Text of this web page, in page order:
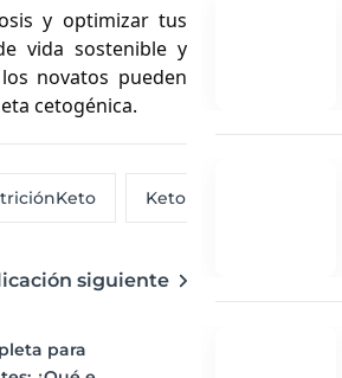
y optimizar tus
vida sostenible y
novatos pueden
cetogénica.
KetoParaNovatos
siguiente
para